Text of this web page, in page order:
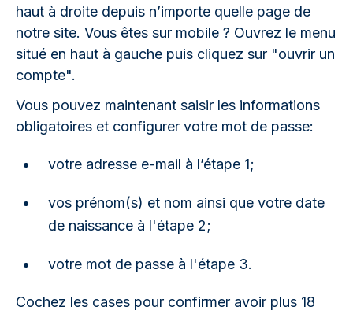
haut à droite depuis n’importe quelle page de
notre site. Vous êtes sur mobile ? Ouvrez le menu
situé en haut à gauche puis cliquez sur "ouvrir un
compte".
Vous pouvez maintenant saisir les informations
obligatoires et configurer votre mot de passe:
votre adresse e-mail à l’étape 1;
vos prénom(s) et nom ainsi que votre date
de naissance à l'étape 2;
votre mot de passe à l'étape 3.
Cochez les cases pour confirmer avoir plus 18